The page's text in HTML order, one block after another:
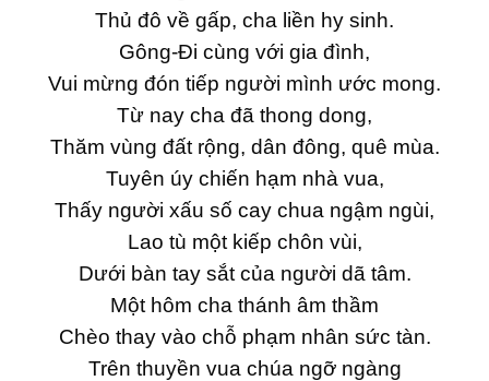
Thủ đô về gấp, cha liền hy sinh.
Gông-Đi cùng với gia đình,
Vui mừng đón tiếp người mình ước mong.
Từ nay cha đã thong dong,
Thăm vùng đất rộng, dân đông, quê mùa.
Tuyên úy chiến hạm nhà vua,
Thấy người xấu số cay chua ngậm ngùi,
Lao tù một kiếp chôn vùi,
Dưới bàn tay sắt của người dã tâm.
Một hôm cha thánh âm thầm
Chèo thay vào chỗ phạm nhân sức tàn.
Trên thuyền vua chúa ngỡ ngàng